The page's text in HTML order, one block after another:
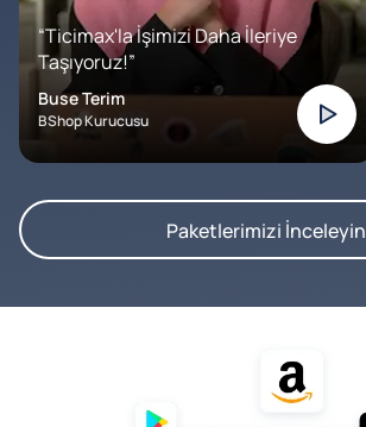
“Ticimax'la İşimizi Daha İleriye
Taşıyoruz!”
Buse Terim
BShop Kurucusu
Paketlerimizi İnceleyin